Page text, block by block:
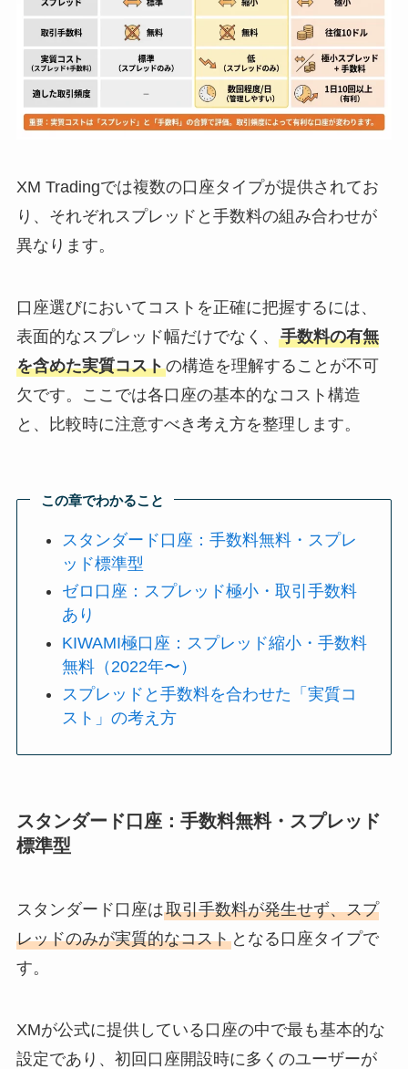
XM Tradingでは複数の口座タイプが提供されてお
り、それぞれスプレッドと手数料の組み合わせが
異なります。
口座選びにおいてコストを正確に把握するには、
表面的なスプレッド幅だけでなく、 手数料の有無
を含めた実質コストの構造を理解することが不可
欠です。ここでは各口座の基本的なコスト構造
と、比較時に注意すべき考え方を整理します。
この章でわかること
スタンダード口座：手数料無料・スプレ
ッド標準型
ゼロ口座：スプレッド極小・取引手数料
あり
KIWAMI極口座：スプレッド縮小・手数料
無料（2022年〜）
スプレッドと手数料を合わせた「実質コ
スト」の考え方
スタンダード口座：手数料無料・スプレッド
標準型
スタンダード口座は取引手数料が発生せず、スプ
レッドのみが実質的なコストとなる口座タイプで
す。
XMが公式に提供している口座の中で最も基本的な
設定であり、初回口座開設時に多くのユーザーが